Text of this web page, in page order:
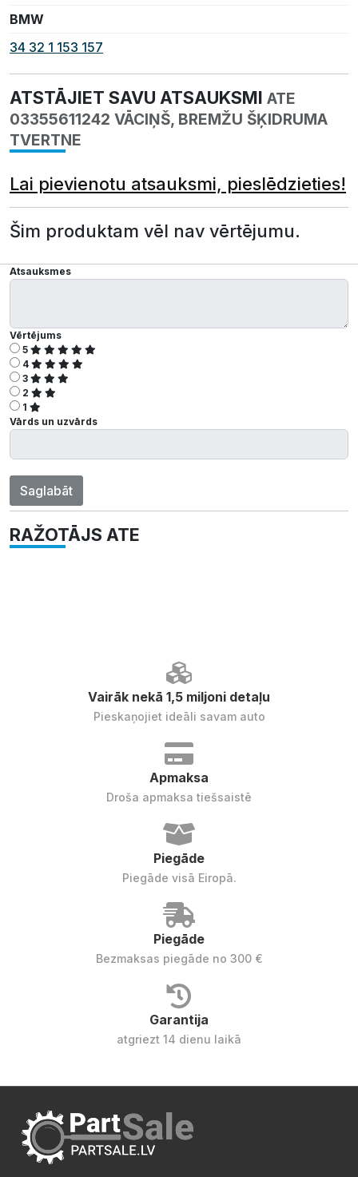
BMW
34 32 1 153 157
ATSTĀJIET SAVU ATSAUKSMI ATE
03355611242 VĀCIŅŠ, BREMŽU ŠĶIDRUMA
TVERTNE
Lai pievienotu atsauksmi, pieslēdzieties!
Šim produktam vēl nav vērtējumu.
Atsauksmes
Vērtējums
5
4
3
2
1
Vārds un uzvārds
Saglabāt
RAŽOTĀJS ATE
Vairāk nekā 1,5 miljoni detaļu
Pieskaņojiet ideāli savam auto
Apmaksa
Droša apmaksa tiešsaistē
Piegāde
Piegāde visā Eiropā.
Piegāde
Bezmaksas piegāde no 300 €
Garantija
atgriezt 14 dienu laikā